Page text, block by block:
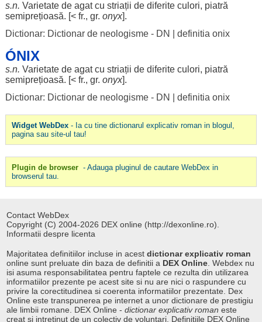
s.n. Varietatede agatcu striații de diferite culori, piatră
semiprețioasă. [< fr., gr. onyx].
Dictionar: Dictionar de neologisme - DN
definitia onix
ÓNIX
s.n. Varietatede agatcu striații de diferite culori, piatră
semiprețioasă. [< fr., gr. onyx].
Dictionar: Dictionar de neologisme - DN
definitia onix
Widget WebDex- Ia cu tine dictionarul explicativ roman in blogul,
pagina sau site-ul tau!
Plugin de browser - Adauga pluginul de cautare WebDex in
browserul tau.
Contact WebDex
Copyright (C) 2004-2026 DEX online (http://dexonline.ro).
Informatii despre licenta
Majoritatea definitiilor incluse in acestdictionar explicativ roman
online sunt preluate din baza de definitii a DEX Online . Webdex nu
isi asuma responsabilitatea pentru faptele ce rezulta din utilizarea
informatiilor prezente pe acest site si nu are nici o raspundere cu
privire la corectitudinea si coerenta informatiilor prezentate. Dex
Online este transpunerea pe internet a unor dictionare de prestigiu
ale limbii romane. DEX Online -dictionar explicativ roman este
creat si intretinut de un colectiv de voluntari. Definitiile DEX Online